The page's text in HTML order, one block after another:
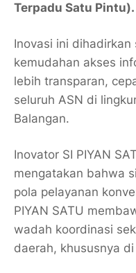
Terpadu Satu Pintu).
Inovasi ini
kemudahan akses
lebih transparan,
seluruh ASN di
Balangan.
Inovator SI PIYAN
mengatakan bahwa
pola pelayanan
PIYAN SATU
wadah koordinasi
daerah, khususnya